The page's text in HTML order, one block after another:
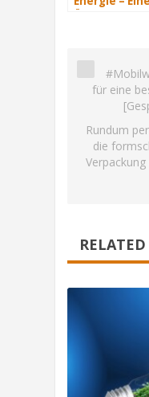
für eine
Rundum
die